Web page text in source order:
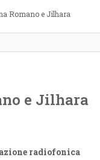
Romano e Jilhara
e Jilhara
radiofonica